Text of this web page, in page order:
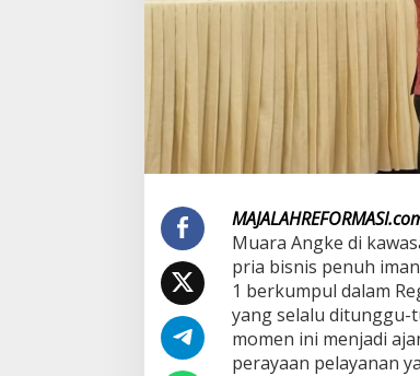
i
g
2
0
5
,
L
u
Muara Angke di
pria bisnis penuh
1 berkumpul dalam
yang selalu ditunggu-
momen ini menjadi
perayaan pelayanan